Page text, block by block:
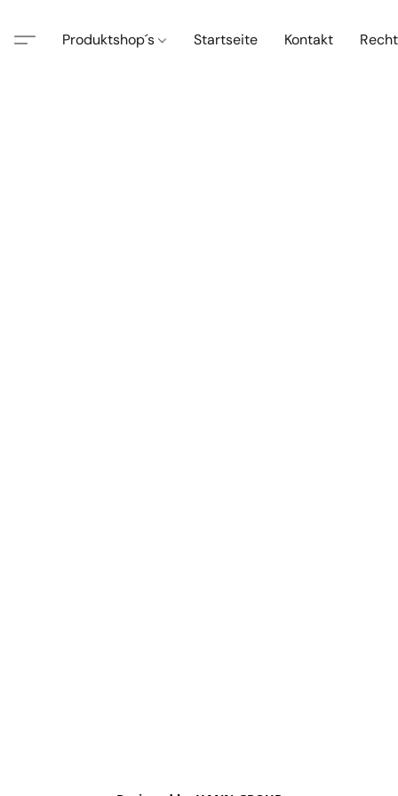
Produktshop´s Startseite Kontakt